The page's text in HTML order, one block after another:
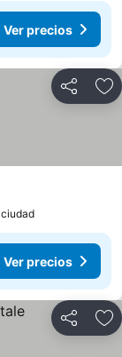
Ver precios
Compartir
ciudad
Ver precios
Compartir